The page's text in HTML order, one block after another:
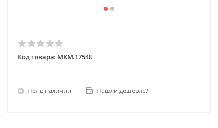
Код товара: MKM.17548
Нет в наличии Нашли дешевле?